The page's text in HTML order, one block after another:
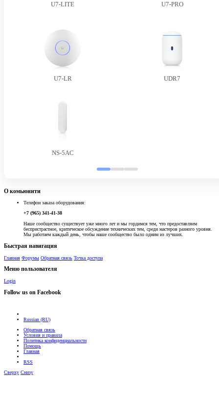
U7-LITE U7-PRO
U7-LR UDR7
NS-5AC
О комьюнити
Телефон заказа оборудования:
+7 (965) 341-41-38
Наше сообщество существует уже много лет и мы гордимся тем, что предоставляем
беспристрастное, критическое обсуждение технических тем, среди мастеров разного уровня.
Мы работаем каждый день, чтобы наше сообщество было одним из лучших.
Быстрая навигация
Главная Форумы Обратная связь Точка доступа
Меню пользователя
Login
Follow us on Facebook
Russian (RU)
Обратная связь
Условия и правила
Политика конфиденциальности
Помощь
Главная
RSS
Сверху Снизу